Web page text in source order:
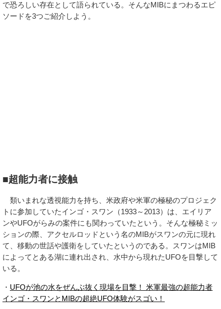
で恐ろしい存在として語られている。そんなMIBにまつわるエピ
ソードを3つご紹介しよう。
■超能力者に接触
類いまれな透視能力を持ち、米政府や米軍の極秘のプロジェク
トに参加していたインゴ・スワン（1933～2013）は、エイリア
ンやUFOがらみの案件にも関わっていたという。そんな極秘ミッ
ションの際、アクセルロッドという名のMIBがスワンの元に現れ
て、移動の世話や護衛をしていたというのである。スワンはMIB
によってとある湖に連れ出され、水中から現れたUFOを目撃して
いる。
・ UFOが池の水をぜんぶ抜く現場を目撃！ 米軍最強の超能力者
インゴ・スワンとMIBの超絶UFO体験がスゴい！